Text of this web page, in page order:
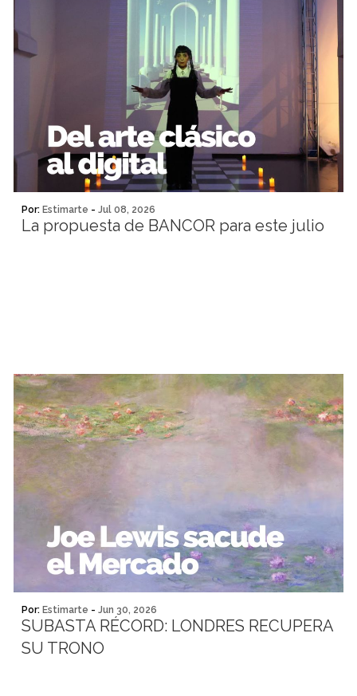
Por: Estimarte - Jul 08, 2026
La propuesta de BANCOR para este julio
Por: Estimarte - Jun 30, 2026
SUBASTA RÉCORD: LONDRES RECUPERA
SU TRONO